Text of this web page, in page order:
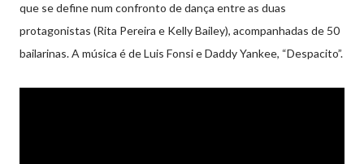
que se define num confronto de dança entre as duas
protagonistas (Rita Pereira e Kelly Bailey), acompanhadas de 50
bailarinas. A música é de Luis Fonsi e Daddy Yankee, “Despacito”.